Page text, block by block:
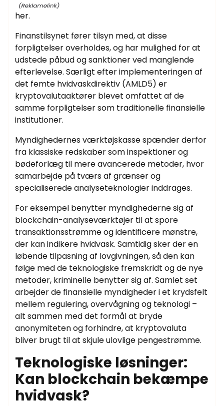
her.
Finanstilsynet fører tilsyn med, at disse
forpligtelser overholdes, og har mulighed for at
udstede påbud og sanktioner ved manglende
efterlevelse. Særligt efter implementeringen af
det femte hvidvaskdirektiv (AMLD5) er
kryptovalutaaktører blevet omfattet af de
samme forpligtelser som traditionelle finansielle
institutioner.
Myndighedernes værktøjskasse spænder derfor
fra klassiske redskaber som inspektioner og
bødeforlæg til mere avancerede metoder, hvor
samarbejde på tværs af grænser og
specialiserede analyseteknologier inddrages.
For eksempel benytter myndighederne sig af
blockchain-analyseværktøjer til at spore
transaktionsstrømme og identificere mønstre,
der kan indikere hvidvask. Samtidig sker der en
løbende tilpasning af lovgivningen, så den kan
følge med de teknologiske fremskridt og de nye
metoder, kriminelle benytter sig af. Samlet set
arbejder de finansielle myndigheder i et krydsfelt
mellem regulering, overvågning og teknologi –
alt sammen med det formål at bryde
anonymiteten og forhindre, at kryptovaluta
bliver brugt til at skjule ulovlige pengestrømme.
Teknologiske løsninger:
Kan blockchain bekæmpe
hvidvask?